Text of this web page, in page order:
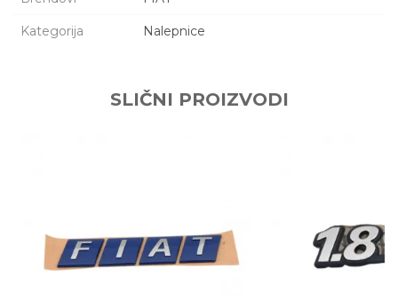
Kategorija Nalepnice
SLIČNI PROIZVODI